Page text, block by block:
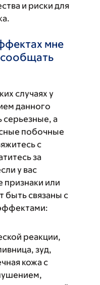
и риски для
мне
сообщать
случаях у
данного
серьезные, а
побочные
с
за
у вас
или
быть связаны с
реакции,
зуд,
кожа с